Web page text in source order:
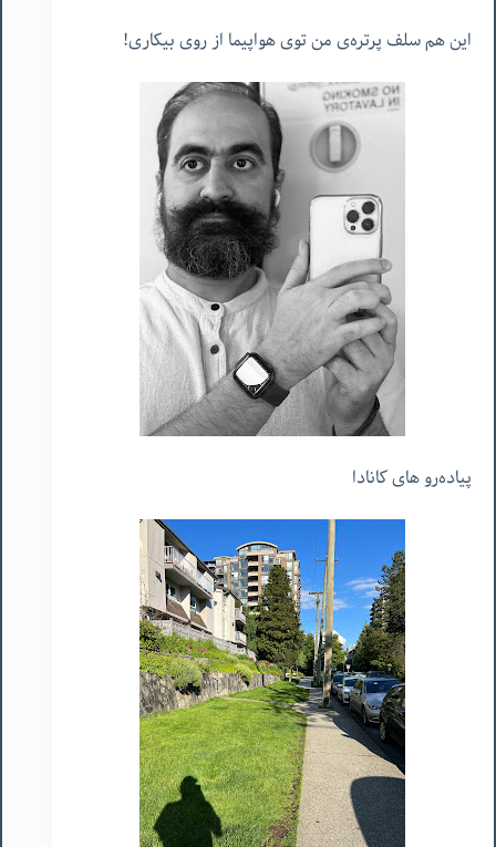
این هم سلف پرتره‌ی من توی هواپیما از روی بیکاری!
پیاده‌رو های کانادا